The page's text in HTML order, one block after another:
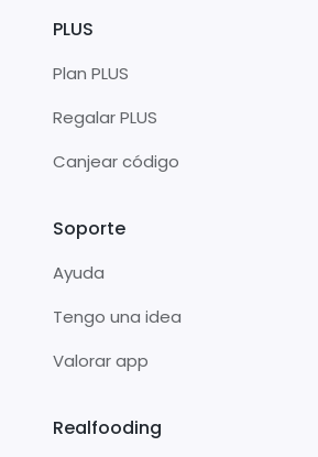
PLUS
Plan PLUS
Regalar PLUS
Canjear código
Soporte
Ayuda
Tengo una idea
Valorar app
Realfooding